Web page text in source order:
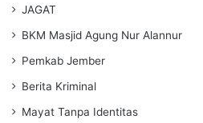
JAGAT
BKM Masjid Agung Nur Alannur
Pemkab Jember
Berita Kriminal
Mayat Tanpa Identitas